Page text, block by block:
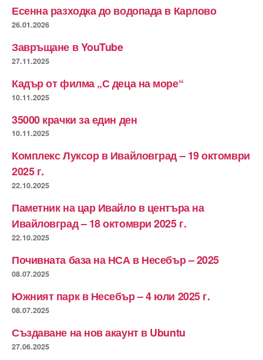
Есенна разходка до водопада в Карлово
26.01.2026
Завръщане в YouTube
27.11.2025
Кадър от филма „С деца на море“
10.11.2025
35000 крачки за един ден
10.11.2025
Комплекс Луксор в Ивайловград – 19 октомври
2025 г.
22.10.2025
Паметник на цар Ивайло в центъра на
Ивайловград – 18 октомври 2025 г.
22.10.2025
Почивната база на НСА в Несебър – 2025
08.07.2025
Южният парк в Несебър – 4 юли 2025 г.
08.07.2025
Създаване на нов акаунт в Ubuntu
27.06.2025